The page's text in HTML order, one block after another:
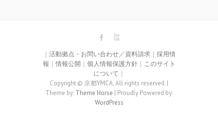
｜ 活動拠点・お問い合わせ／資料請求｜ 採用情
報 ｜ 情報公開 ｜ 個人情報保護方針｜ このサイト
について ｜
Copyright © 京都YMCA, All rights reserved. |
Theme by: Theme Horse | Proudly Powered by:
WordPress